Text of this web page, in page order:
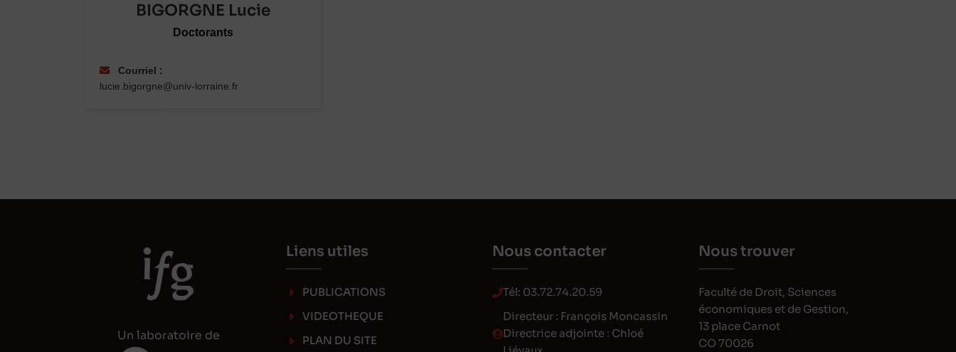
BIGORGNE Lucie
Doctorants
Courriel :
lucie.bigorgne@univ-lorraine.fr
Un laboratoire de
Liens utiles
PUBLICATIONS
VIDEOTHEQUE
PLAN DU SITE
Nous contacter
Tél: 03.72.74.20.59
Directeur : François Moncassin
Directrice adjointe : Chloé
Nous trouver
Faculté de Droit, Sciences
économiques et de Gestion,
13 place Carnot
CO 70026